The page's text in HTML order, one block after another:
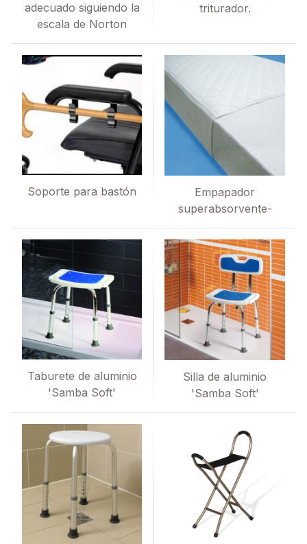
adecuado siguiendo la
escala de Norton
triturador.
Soporte para bastón
Empapador
superabsorvente-
Taburete de aluminio
'Samba Soft'
Silla de aluminio
'Samba Soft'